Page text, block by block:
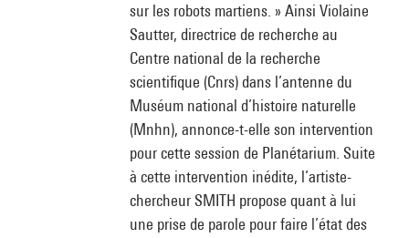
sur les robots martiens. » Ainsi Violaine
Sautter, directrice de recherche au
Centre national de la recherche
scientifique (Cnrs) dans l’antenne du
Muséum national d’histoire naturelle
(Mnhn), annonce-t-elle son intervention
pour cette session de Planétarium. Suite
à cette intervention inédite, l’artiste-
chercheur SMITH propose quant à lui
une prise de parole pour faire l’état des